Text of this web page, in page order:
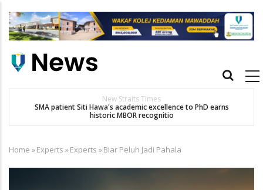
main
Main
New Straits Times
SMA patient Siti Hawa's academic excellence to PhD earns
historic MBOR recognitio
Breadcrumb
Home »Experts »Experts »Biar Peluh Jadi Pahala